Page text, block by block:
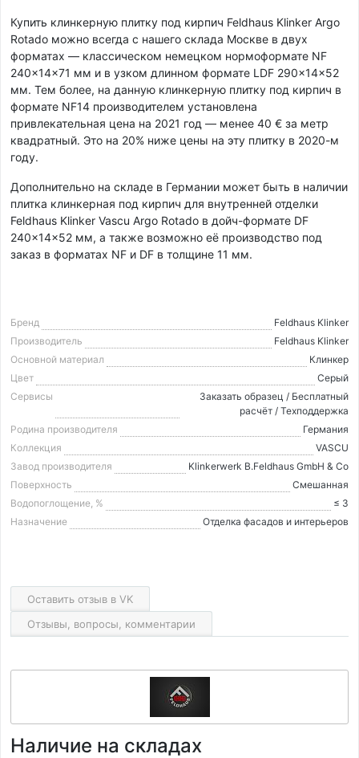
Купить клинкерную плитку под кирпич Feldhaus Klinker Argo
Rotado можно всегда с нашего склада Москве в двух
форматах — классическом немецком нормоформате NF
240×14×71 мм и в узком длинном формате LDF 290×14×52
мм. Тем более, на данную клинкерную плитку под кирпич в
формате NF14 производителем установлена
привлекательная цена на 2021 год — менее 40 € за метр
квадратный. Это на 20% ниже цены на эту плитку в 2020-м
году.
Дополнительно на складе в Германии может быть в наличии
плитка клинкерная под кирпич для внутренней отделки
Feldhaus Klinker Vascu Argo Rotado в дойч-формате DF
240×14×52 мм, а также возможно её производство под
заказ в форматах NF и DF в толщине 11 мм.
Бренд
Feldhaus Klinker
Производитель
Feldhaus Klinker
Основной материал
Клинкер
Цвет
Серый
Сервисы
Заказать образец / Бесплатный
расчёт / Техподдержка
Родина производителя
Германия
Коллекция
VASCU
Завод производителя
Klinkerwerk B.Feldhaus GmbH & Co
Поверхность
Смешанная
Водопоглощение, %
≤ 3
Назначение
Отделка фасадов и интерьеров
Оставить отзыв в VK
Отзывы, вопросы, комментарии
Наличие на складах